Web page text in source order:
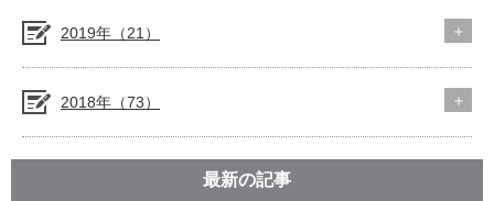
2019年（21）
2018年（73）
最新の記事